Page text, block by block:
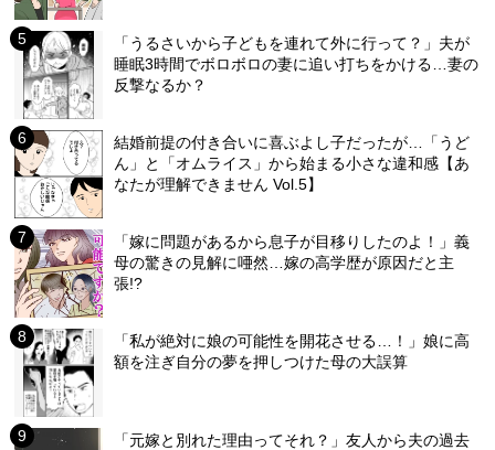
「うるさいから子どもを連れて外に行って？」夫が
睡眠3時間でボロボロの妻に追い打ちをかける…妻の
反撃なるか？
結婚前提の付き合いに喜ぶよし子だったが…「うど
ん」と「オムライス」から始まる小さな違和感【あ
なたが理解できません Vol.5】
「嫁に問題があるから息子が目移りしたのよ！」義
母の驚きの見解に唖然…嫁の高学歴が原因だと主
張!?
「私が絶対に娘の可能性を開花させる…！」娘に高
額を注ぎ自分の夢を押しつけた母の大誤算
「元嫁と別れた理由ってそれ？」友人から夫の過去